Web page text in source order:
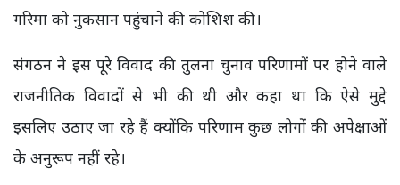
गरिमा को नुकसान पहुंचाने की कोशिश की।
संगठन ने इस पूरे विवाद की तुलना चुनाव परिणामों पर होने वाले
राजनीतिक विवादों से भी की थी और कहा था कि ऐसे मुद्दे
इसलिए उठाए जा रहे हैं क्योंकि परिणाम कुछ लोगों की अपेक्षाओं
के अनुरूप नहीं रहे।